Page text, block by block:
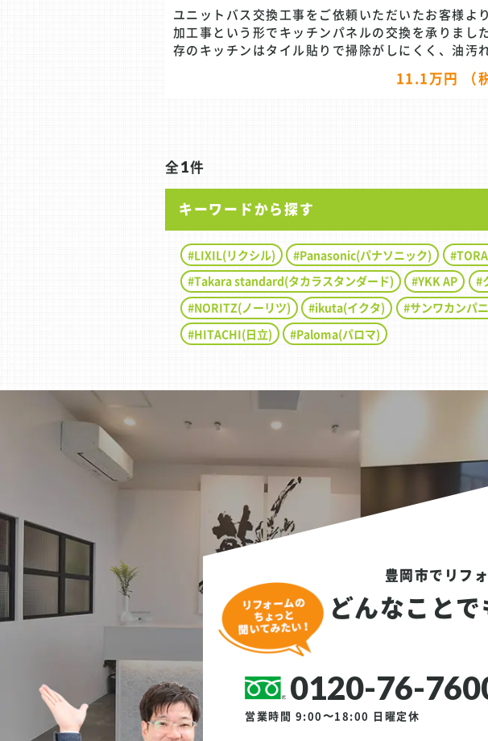
ユニットバス交換工事をご依頼いただいたお客様よ
加工事という形でキッチンパネルの交換を承りました。
存のキッチンはタイル貼りで掃除がしにくく、油汚
たフィルムを貼り付け汚れを目立たないようにして
お手入れのしやすさや機能性にも優れた素材です。市
マグネットグッズを取り付ければ、小物を自由自在
することもできます。 ホワイト、ブラック、グレーの3パ
ターンからグレーをお選びいただき、パネルの交換
スタイリッシュなキッチンに生まれ変わりました。
11.1万円 （
全1件
キーワードから探す
LIXIL(リクシル) Panasonic(パナソニック)
Takara standard(タカラスタンダード)
YKK AP
NORITZ(ノーリツ)
ikuta(イクタ) サンワカンパ
HITACHI(日立)
Paloma(パロマ)
豊岡市でリフ
どんなことで
0120-76-
営業時間 9:00〜18:00 日曜定休